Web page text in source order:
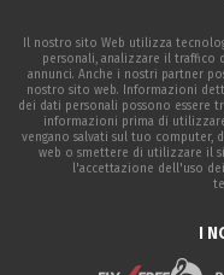
Il nostro sito Web utilizza
personali, analizzare il traffico
annunci. Anche i nostri partner
nostro sito web. Informazioni
dei dati personali possono essere
informazioni prima di
vengano salvati sul tuo
web o smettere di utilizzare il
l'accettazione dell'uso
I